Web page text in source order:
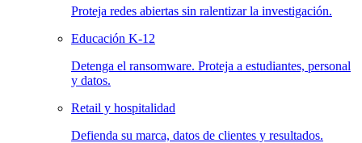
Proteja redes abiertas sin ralentizar la investigación.
Educación K-12
Detenga el ransomware. Proteja a estudiantes, personal
y datos.
Retail y hospitalidad
Defienda su marca, datos de clientes y resultados.